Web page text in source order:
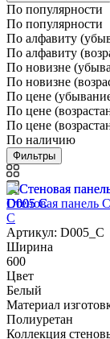
По популярности
По популярности
По алфавиту
По алфавиту
По новизне
По новизне
По цене
По цене
По цене
По наличию
Фильтры
Стеновая панель
C
Артикул: D005_C
Ширина
600
Цвет
Белый
Материал
Полиуретан
Коллекция